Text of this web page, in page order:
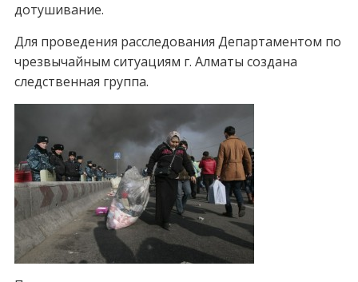
дотушивание.
Для проведения расследования Департаментом по
чрезвычайным ситуациям г. Алматы создана
следственная группа.